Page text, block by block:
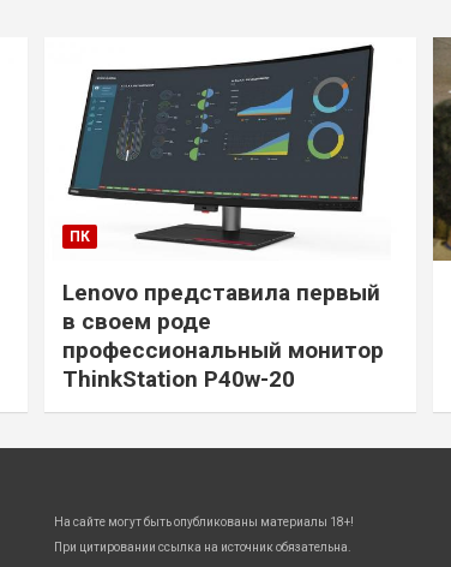
ПК
Lenovo представила первый
в своем роде
профессиональный монитор
ThinkStation P40w-20
На сайте могут быть опубликованы материалы 18+!
При цитировании ссылка на источник обязательна.